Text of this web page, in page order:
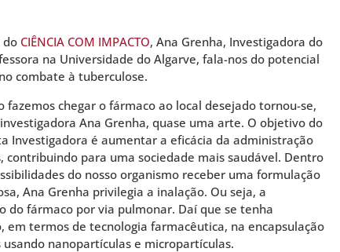
do CIÊNCIA COM IMPACTO, Ana Grenha, Investigadora do
na Universidade do Algarve, fala-nos do potencial
combate à tuberculose.
fazemos chegar o fármaco ao local desejado tornou-se,
Ana Grenha, quase uma arte. O objetivo do
Investigadora é aumentar a eficácia da administração
contribuindo para uma sociedade mais saudável. Dentro
do nosso organismo receber uma formulação
Ana Grenha privilegia a inalação. Ou seja, a
do fármaco por via pulmonar. Daí que se tenha
em termos de tecnologia farmacêutica, na encapsulação
usando nanopartículas e micropartículas.